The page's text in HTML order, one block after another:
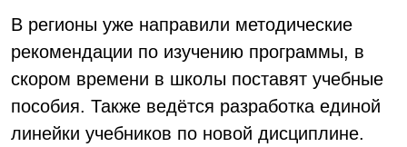
В регионы уже направили методические
рекомендации по изучению программы, в
скором времени в школы поставят учебные
пособия. Также ведётся разработка единой
линейки учебников по новой дисциплине.